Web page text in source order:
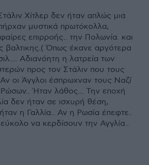
Χίτλερ δεν ήταν απλώς μια
μυστικά πρωτόκολλα,
επιρροής.. την Πολωνία. και
βαλτικης.( Όπως έκανε αργότερα
Αδιανόητη η λατρεία των
προς τον Στάλιν που τους
οι Άγγλοι έσπρωχναν τους Ναζί
Ρώσων.. Ήταν λάθος... Την εποχή
δεν ήταν σε ισχυρή θέση,
η Γαλλία.. Αν η Ρωσία έπεφτε..
να κερδίσουν την Αγγλία..